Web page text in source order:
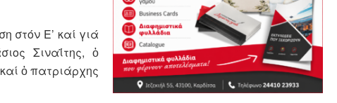
στόν Ε’ καί γιά
Σιναΐτης, ὁ
ὁ πατριάρχης